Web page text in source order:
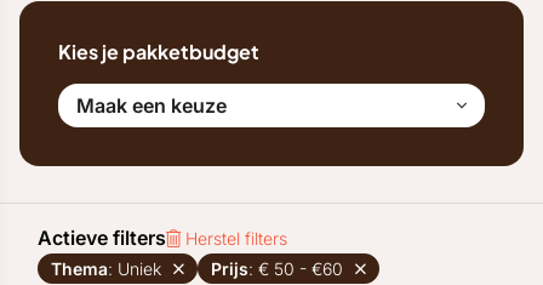
Kies je pakketbudget
Maak een keuze
Actieve filters
Herstel filters
Thema: Uniek Prijs: € 50 - €60